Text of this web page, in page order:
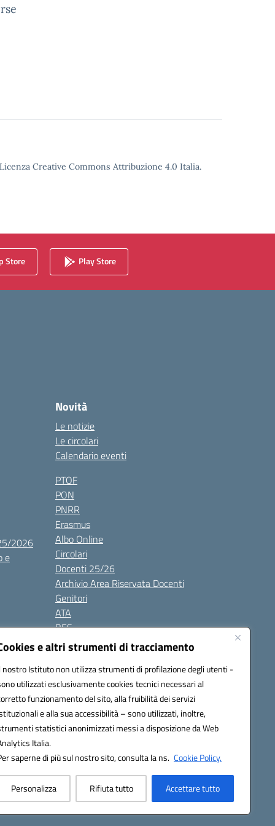
e altri strumenti di tracciamento
nostro Istituto non utilizza strumenti di profilazione degli utenti -
utilizzati esclusivamente cookies tecnici necessari al
funzionamento del sito, alla fruibilità dei servizi
e alla sua accessibilità – sono utilizzati, inoltre,
statistici anonimizzati messi a disposizione da Web
Italia.
saperne di più sul nostro sito, consulta la ns. Cookie Policy.
Personalizza Rifiuta tutto Accettare tutto
Creative Commons Attribuzione 4.0 Italia.
Store Play Store
2026
e
Novità
Le notizie
Le circolari
Calendario eventi
PTOF
PON
PNRR
Erasmus
Albo Online
Circolari
Docenti 25/26
Archivio Area Riservata Docenti
Genitori
ATA
BES
Modulistica
Gallery